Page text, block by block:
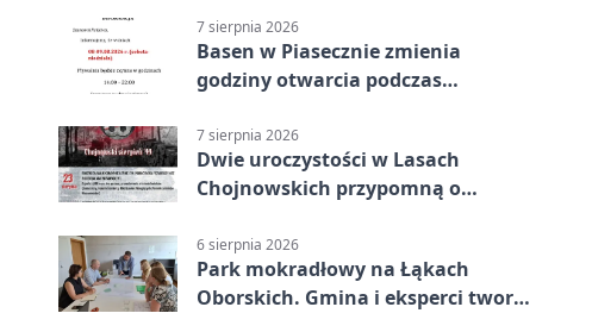
7 sierpnia 2026
Basen w Piasecznie zmienia
godziny otwarcia podczas
7 sierpnia 2026
Dwie uroczystości w Lasach
Chojnowskich przypomną o
6 sierpnia 2026
Park mokradłowy na Łąkach
Oborskich. Gmina i eksperci tworzą